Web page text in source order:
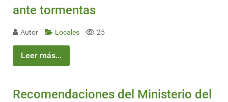
ante tormentas
Autor Locales 25
Leer más...
Recomendaciones del Ministerio del